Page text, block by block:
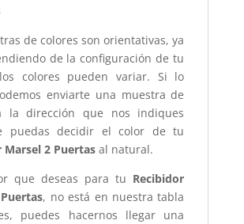
de colores son orientativas, ya
de la configuración de tu
colores pueden variar. Si lo
enviarte una muestra de
la dirección que nos indiques
puedas decidir el color de tu
Marsel 2 Puertas al natural.
que deseas para tu Recibidor
, no está en nuestra tabla
puedes hacernos llegar una